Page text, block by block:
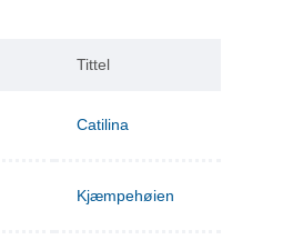
Tittel
Catilina
Kjæmpehøien